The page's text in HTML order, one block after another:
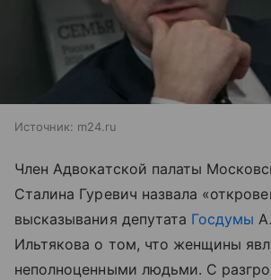
Источник: m24.ru
Член Адвокатской палаты
Сталина Гуревич назвала
высказывания депутата Госдумы
Ильтякова о том, что женщины
неполноценными людьми. С